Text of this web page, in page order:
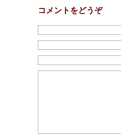
コメントをどうぞ